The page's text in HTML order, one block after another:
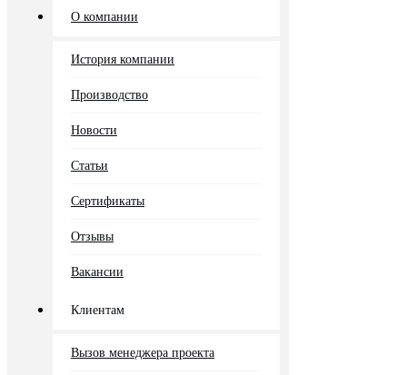
О компании
История компании
Производство
Новости
Статьи
Сертификаты
Отзывы
Вакансии
Клиентам
Вызов менеджера проекта